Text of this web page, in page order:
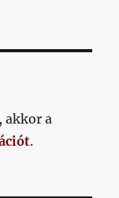
akkor a
.